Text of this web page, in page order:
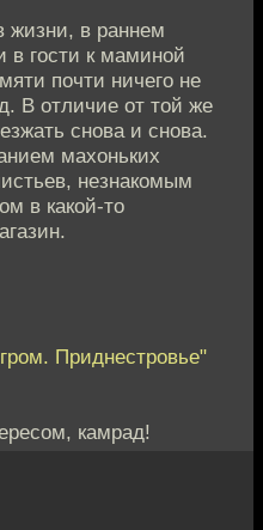
жизни, в раннем
в гости к маминой
почти ничего не
В отличие от той же
снова и снова.
махоньких
незнакомым
в какой-то
Приднестровье"
камрад!